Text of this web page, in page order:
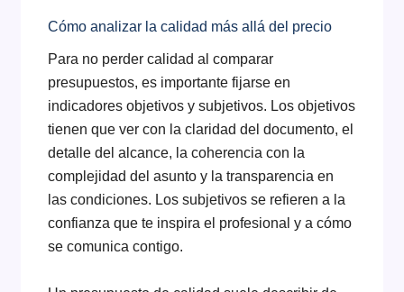
Cómo analizar la calidad más allá del precio
Para no perder calidad al comparar
presupuestos, es importante fijarse en
indicadores objetivos y subjetivos. Los objetivos
tienen que ver con la claridad del documento, el
detalle del alcance, la coherencia con la
complejidad del asunto y la transparencia en
las condiciones. Los subjetivos se refieren a la
confianza que te inspira el profesional y a cómo
se comunica contigo.